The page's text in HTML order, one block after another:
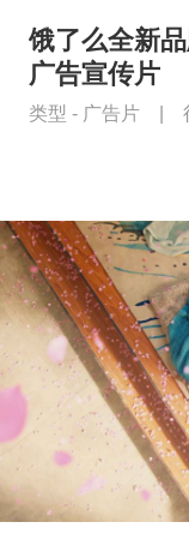
饿了么全新
广告宣传片
类型 - 广告片